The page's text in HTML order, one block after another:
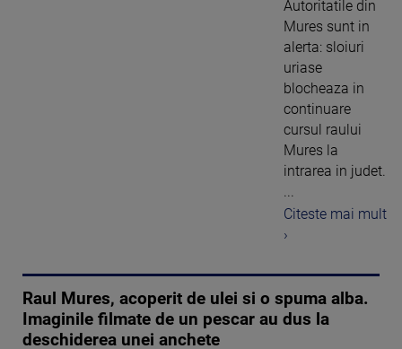
Autoritatile din
Mures sunt in
alerta: sloiuri
uriase
blocheaza in
continuare
cursul raului
Mures la
intrarea in judet.
...
Citeste mai mult
›
Raul Mures, acoperit de ulei si o spuma alba.
Imaginile filmate de un pescar au dus la
deschiderea unei anchete